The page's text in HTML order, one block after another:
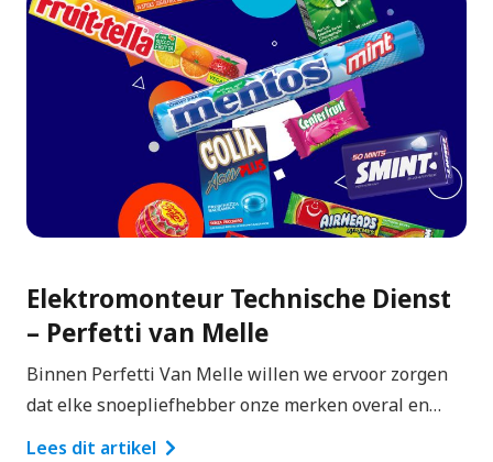
Elektromonteur Technische Dienst
– Perfetti van Melle
Binnen Perfetti Van Melle willen we ervoor zorgen
dat elke snoepliefhebber onze merken overal en…
Lees dit artikel